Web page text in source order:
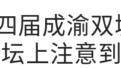
届成渝
上注意